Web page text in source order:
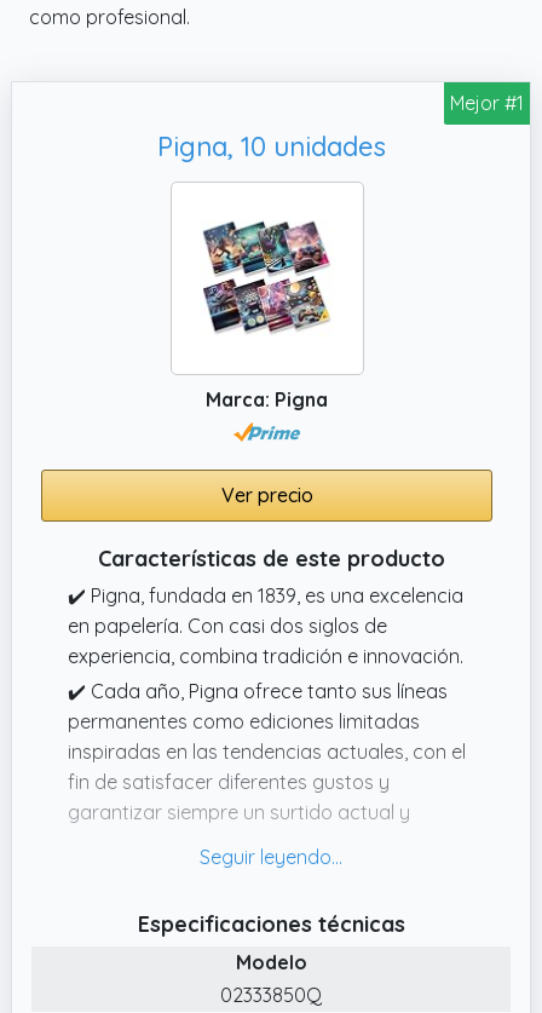
como profesional.
Mejor #1
Pigna, 10 unidades
Marca: Pigna
Ver precio
Características de este producto
✔️ Pigna, fundada en 1839, es una excelencia
en papelería. Con casi dos siglos de
experiencia, combina tradición e innovación.
✔️ Cada año, Pigna ofrece tanto sus líneas
permanentes como ediciones limitadas
inspiradas en las tendencias actuales, con el
fin de satisfacer diferentes gustos y
garantizar siempre un surtido actual y
un fondo oscuro inspirado en el espacio
profundo y coloridas nebulosas que crean
un efecto dinámico y atractivo. Ideal para
Especificaciones técnicas
Modelo
02333850Q